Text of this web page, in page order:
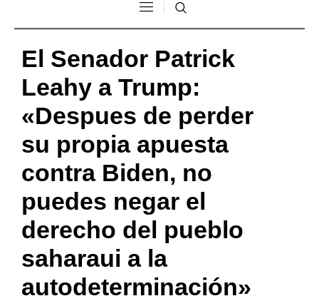
El Senador Patrick
Leahy a Trump:
«Despues de perder
su propia apuesta
contra Biden, no
puedes negar el
derecho del pueblo
saharaui a la
autodeterminación»